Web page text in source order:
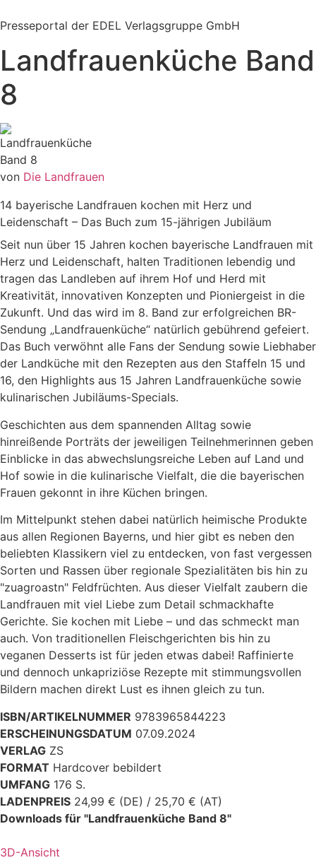
Inhalt
Presseportal der EDEL Verlagsgruppe GmbH
Landfrauenküche Band
8
von Die Landfrauen
14 bayerische Landfrauen kochen mit Herz und
Leidenschaft – Das Buch zum 15-jährigen Jubiläum
Seit nun über 15 Jahren kochen bayerische Landfrauen mit
Herz und Leidenschaft, halten Traditionen lebendig und
tragen das Landleben auf ihrem Hof und Herd mit
Kreativität, innovativen Konzepten und Pioniergeist in die
Zukunft. Und das wird im 8. Band zur erfolgreichen BR-
Sendung „Landfrauenküche“ natürlich gebührend gefeiert.
Das Buch verwöhnt alle Fans der Sendung sowie Liebhaber
der Landküche mit den Rezepten aus den Staffeln 15 und
16, den Highlights aus 15 Jahren Landfrauenküche sowie
kulinarischen Jubiläums-Specials.
Geschichten aus dem spannenden Alltag sowie
hinreißende Porträts der jeweiligen Teilnehmerinnen geben
Einblicke in das abwechslungsreiche Leben auf Land und
Hof sowie in die kulinarische Vielfalt, die die bayerischen
Frauen gekonnt in ihre Küchen bringen.
Im Mittelpunkt stehen dabei natürlich heimische Produkte
aus allen Regionen Bayerns, und hier gibt es neben den
beliebten Klassikern viel zu entdecken, von fast vergessen
Sorten und Rassen über regionale Spezialitäten bis hin zu
"zuagroastn" Feldfrüchten. Aus dieser Vielfalt zaubern die
Landfrauen mit viel Liebe zum Detail schmackhafte
Gerichte. Sie kochen mit Liebe – und das schmeckt man
auch. Von traditionellen Fleischgerichten bis hin zu
veganen Desserts ist für jeden etwas dabei! Raffinierte
und dennoch unkapriziöse Rezepte mit stimmungsvollen
Bildern machen direkt Lust es ihnen gleich zu tun.
ISBN/ARTIKELNUMMER 9783965844223
ERSCHEINUNGSDATUM 07.09.2024
VERLAG ZS
FORMAT Hardcover bebildert
UMFANG 176 S.
LADENPREIS 24,99 € (DE) / 25,70 € (AT)
Downloads für "Landfrauenküche Band 8"
3D-Ansicht